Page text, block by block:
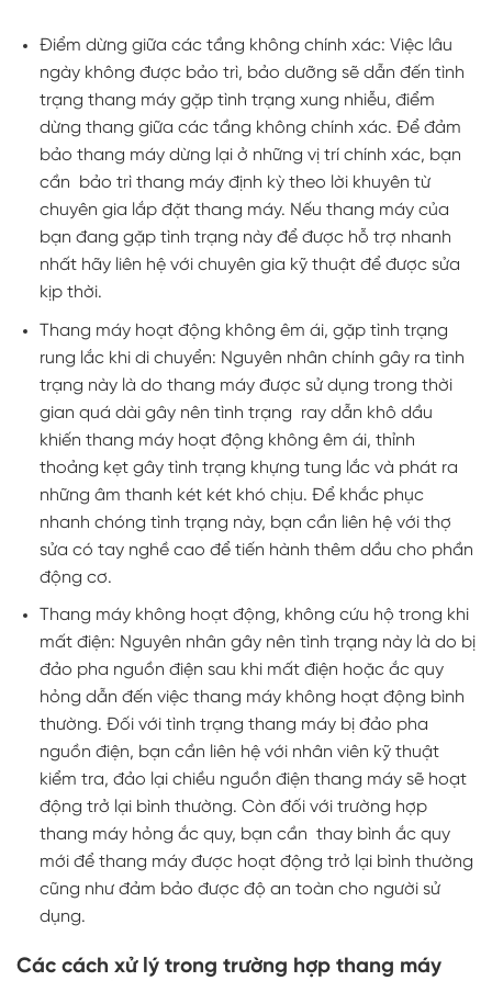
Điểm dừng giữa các tầng không chính xác: Việc lâu
ngày không được bảo trì, bảo dưỡng sẽ dẫn đến tình
trạng thang máy gặp tình trạng xung nhiễu, điểm
dừng thang giữa các tầng không chính xác. Để đảm
bảo thang máy dừng lại ở những vị trí chính xác, bạn
cần bảo trì thang máy định kỳ theo lời khuyên từ
chuyên gia lắp đặt thang máy. Nếu thang máy của
bạn đang gặp tình trạng này để được hỗ trợ nhanh
nhất hãy liên hệ với chuyên gia kỹ thuật để được sửa
kịp thời.
Thang máy hoạt động không êm ái, gặp tình trạng
rung lắc khi di chuyển: Nguyên nhân chính gây ra tình
trạng này là do thang máy được sử dụng trong thời
gian quá dài gây nên tình trạng ray dẫn khô dầu
khiến thang máy hoạt động không êm ái, thỉnh
thoảng kẹt gây tình trạng khựng tung lắc và phát ra
những âm thanh két két khó chịu. Để khắc phục
nhanh chóng tình trạng này, bạn cần liên hệ với thợ
sửa có tay nghề cao để tiến hành thêm dầu cho phần
động cơ.
Thang máy không hoạt động, không cứu hộ trong khi
mất điện: Nguyên nhân gây nên tình trạng này là do bị
đảo pha nguồn điện sau khi mất điện hoặc ắc quy
hỏng dẫn đến việc thang máy không hoạt động bình
thường. Đối với tình trạng thang máy bị đảo pha
nguồn điện, bạn cần liên hệ với nhân viên kỹ thuật
kiểm tra, đảo lại chiều nguồn điện thang máy sẽ hoạt
động trở lại bình thường. Còn đối với trường hợp
thang máy hỏng ắc quy, bạn cần thay bình ắc quy
mới để thang máy được hoạt động trở lại bình thường
cũng như đảm bảo được độ an toàn cho người sử
dụng.
Các cách xử lý trong trường hợp thang máy